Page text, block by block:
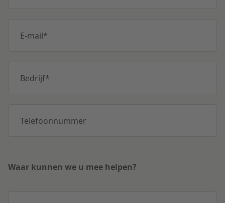
E-mail*
Bedrijf*
Telefoonnummer
Waar kunnen we u mee helpen?